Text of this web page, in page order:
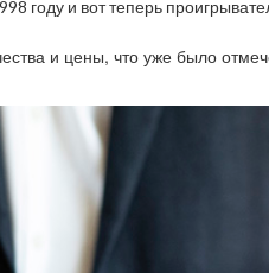
году и вот теперь
и цены, что уже было